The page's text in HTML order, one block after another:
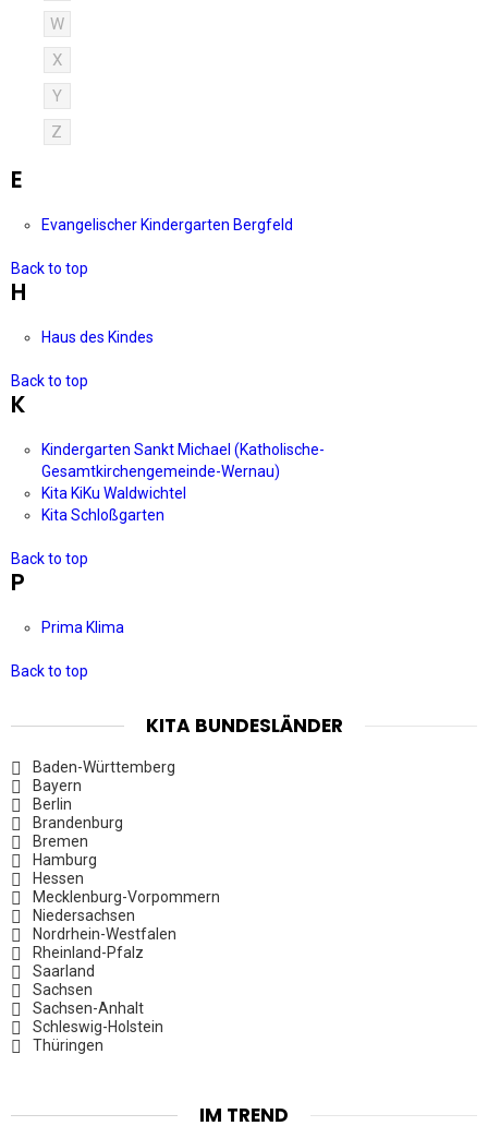
W
X
Y
Z
E
Evangelischer Kindergarten Bergfeld
Back to top
H
Haus des Kindes
Back to top
K
Kindergarten Sankt Michael (Katholische-
Gesamtkirchengemeinde-Wernau)
Kita KiKu Waldwichtel
Kita Schloßgarten
Back to top
P
Prima Klima
Back to top
KITA BUNDESLÄNDER
Baden-Württemberg
Bayern
Berlin
Brandenburg
Bremen
Hamburg
Hessen
Mecklenburg-Vorpommern
Niedersachsen
Nordrhein-Westfalen
Rheinland-Pfalz
Saarland
Sachsen
Sachsen-Anhalt
Schleswig-Holstein
Thüringen
IM TREND